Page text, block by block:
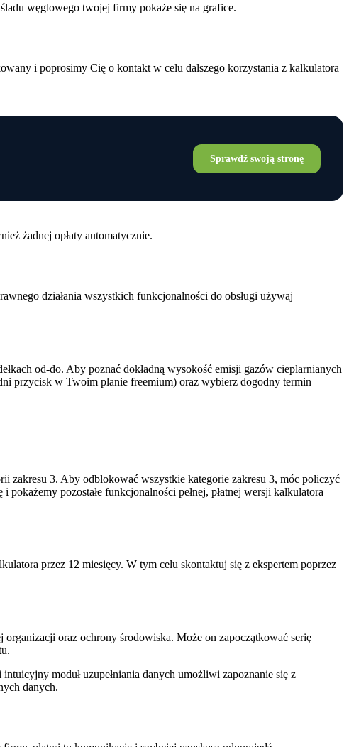
węglowego twojej firmy pokaże się na grafice.
i poprosimy Cię o kontakt w celu dalszego korzystania z kalkulatora
Sprawdź swoją stronę
żadnej opłaty automatycznie.
działania wszystkich funkcjonalności do obsługi używaj
od-do. Aby poznać dokładną wysokość emisji gazów cieplarnianych
przycisk w Twoim planie freemium) oraz wybierz dogodny termin
zakresu 3. Aby odblokować wszystkie kategorie zakresu 3, móc policzyć
pozostałe funkcjonalności pełnej, płatnej wersji kalkulatora
przez 12 miesięcy. W tym celu skontaktuj się z ekspertem poprzez
oraz ochrony środowiska. Może on zapoczątkować serię
moduł uzupełniania danych umożliwi zapoznanie się z
danych.